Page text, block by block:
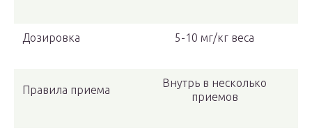
Дозировка 5-10 мг/кг веса
Правила приема
Внутрь в несколько
приемов